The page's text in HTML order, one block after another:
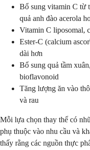
Bổ sung vitamin C từ
quả anh đào acerola
Vitamin C liposomal,
Ester-C (calcium
dài hơn
Bổ sung quả tầm
bioflavonoid
Tăng lượng ăn vào
và rau
Mỗi lựa chọn thay thế có
phụ thuộc vào nhu cầu và
thấy rằng các nguồn thực